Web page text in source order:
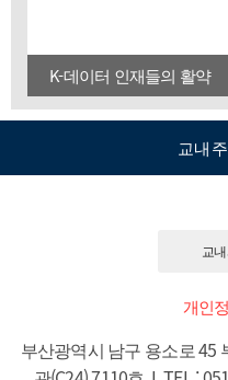
K-데이터 인재들의 활약
교내
교
개인
부산광역시 남구 용소로 45